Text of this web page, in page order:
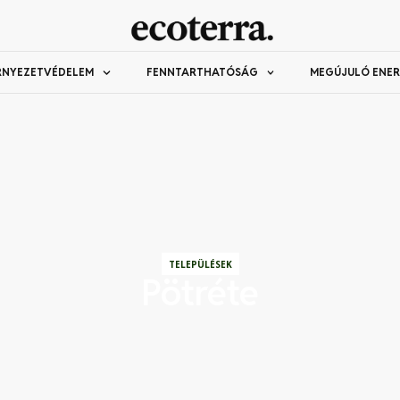
FENNTARTHATÓSÁG MEGÚJULÓ
TELEPÜLÉSEK